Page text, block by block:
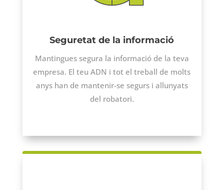
Seguretat de la informació
Mantingues segura la informació de la teva
empresa. El teu ADN i tot el treball de molts
anys han de mantenir-se segurs i allunyats
del robatori.